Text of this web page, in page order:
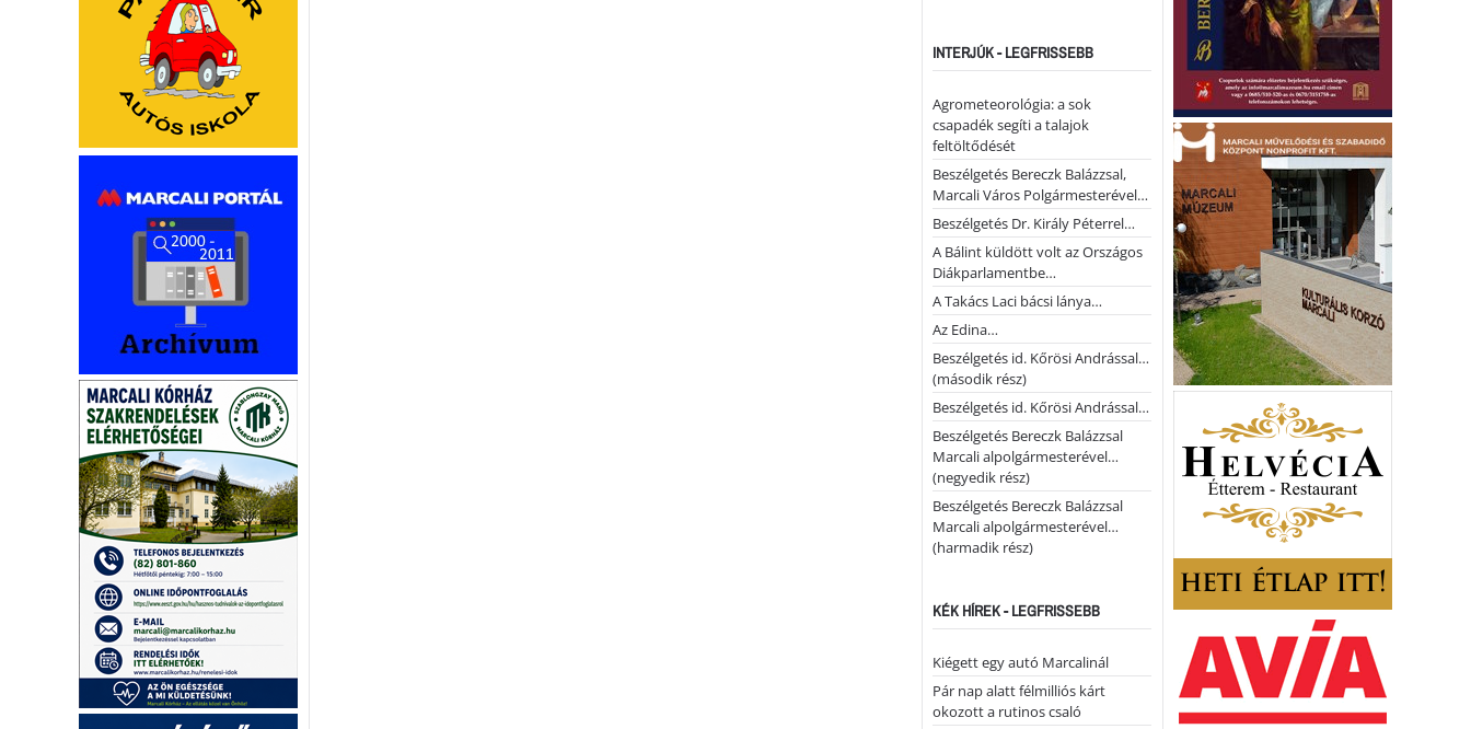
INTERJÚK - LEGFRISSEBB
Agrometeorológia: a sok
csapadék segíti a talajok
feltöltődését
Beszélgetés Bereczk Balázzsal,
Marcali Város Polgármesterével…
Beszélgetés Dr. Király Péterrel…
A Bálint küldött volt az Országos
Diákparlamentbe…
A Takács Laci bácsi lánya…
Az Edina…
Beszélgetés id. Kőrösi Andrással…
(második rész)
Beszélgetés id. Kőrösi Andrással…
Beszélgetés Bereczk Balázzsal
Marcali alpolgármesterével…
(negyedik rész)
Beszélgetés Bereczk Balázzsal
Marcali alpolgármesterével…
(harmadik rész)
KÉK HÍREK - LEGFRISSEBB
Kiégett egy autó Marcalinál
Pár nap alatt félmilliós kárt
okozott a rutinos csaló